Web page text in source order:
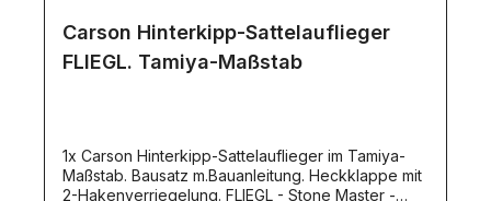
Carson Hinterkipp-Sattelauflieger
FLIEGL. Tamiya-Maßstab
1x Carson Hinterkipp-Sattelauflieger im Tamiya-
Maßstab. Bausatz m.Bauanleitung. Heckklappe mit
2-Hakenverriegelung. FLIEGL - Stone Master -